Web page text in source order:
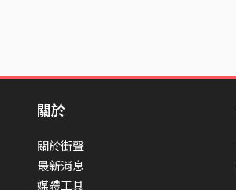
關於
關於街聲
最新消息
媒體工具